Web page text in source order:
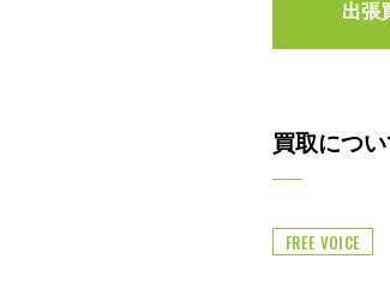
出張
買取につ
FREE VOICE